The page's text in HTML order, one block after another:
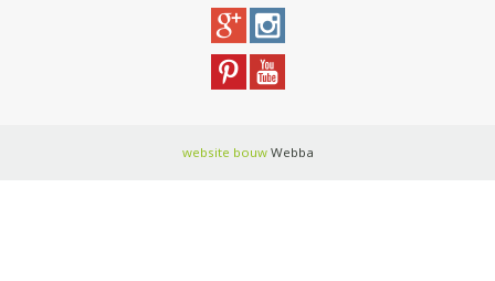
website bouwWebba